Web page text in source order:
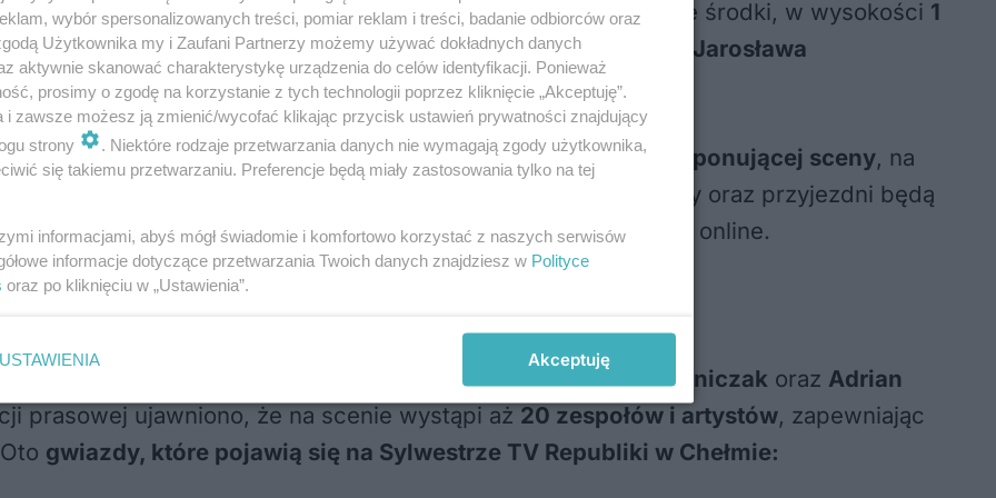
na ten cel615 tys. złz miejskiego budżetu. Dodatkowe środki, w wysokości 1
Województwa Lubelskiegodzięki zaangażowaniu marszałka Jarosława
naPlacu Łuczkowskiegow Chełmie trwa już montaż imponującej sceny, na
z Republiką na Lubelszczyźnie
”. Wszyscy mieszkańcy oraz przyjezdni będą
. Impreza będzie transmitowana na żywo w TV Republika oraz online.
TV Republika: Anna Popek,Natalia Rzeźniczak oraz Adrian
prasowej ujawniono, że na scenie wystąpi aż 20 zespołów i artystów, zapewniając
gwiazdy, które pojawią się na Sylwestrze TV Republiki w Chełmie:
wybór spersonalizowanych treści, pomiar reklam i treści, badanie odbiorców oraz
Użytkownika my i Zaufani Partnerzy możemy używać dokładnych danych
aktywnie skanować charakterystykę urządzenia do celów identyfikacji. Ponieważ
prosimy o zgodę na korzystanie z tych technologii poprzez kliknięcie „Akceptuję”.
i zawsze możesz ją zmienić/wycofać klikając przycisk ustawień prywatności znajdujący
strony
. Niektóre rodzaje przetwarzania danych nie wymagają zgody użytkownika,
się takiemu przetwarzaniu. Preferencje będą miały zastosowania tylko na tej
informacjami, abyś mógł świadomie i komfortowo korzystać z naszych serwisów
informacje dotyczące przetwarzania Twoich danych znajdziesz w Polityce
oraz po kliknięciu w „Ustawienia”.
USTAWIENIA Akceptuję